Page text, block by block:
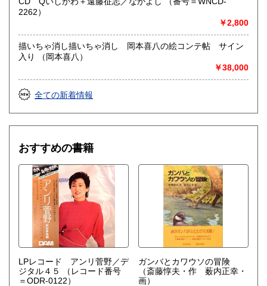
取り扱い分野
一般（その他）
アナログ・レコードやCDなどの音楽・音声・映像メディア
2262）
￥2,800
描いちゃ消し描いちゃ消し 岡本喜八の絵コンテ帖 サイン
入り （岡本喜八）
￥38,000
全ての新着情報
おすすめの書籍
LPレコード アンリ菅野／デ
ジタル４５
（レコード番号
＝ODR-0122）
ガンバとカワウソの冒険
（斎藤惇夫・作 薮内正幸・
画）